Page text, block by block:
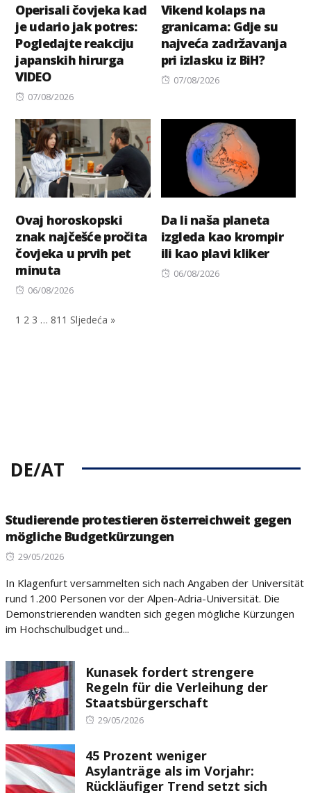
Operisali čovjeka kad
je udario jak potres:
Pogledajte reakciju
japanskih hirurga
VIDEO
Posted
07/08/2026
Vikend kolaps na
granicama: Gdje su
najveća zadržavanja
pri izlasku iz BiH?
Posted
07/08/2026
Ovaj horoskopski
znak najčešće pročita
čovjeka u prvih pet
minuta
Posted
06/08/2026
Da li naša planeta
izgleda kao krompir
ili kao plavi kliker
Posted
06/08/2026
1 2 3 … 811 Sljedeća »
DE/AT
Studierende protestieren österreichweit gegen
mögliche Budgetkürzungen
Posted
29/05/2026
In Klagenfurt versammelten sich nach Angaben der Universität
rund 1.200 Personen vor der Alpen-Adria-Universität. Die
Demonstrierenden wandten sich gegen mögliche Kürzungen
im Hochschulbudget und...
Kunasek fordert strengere
Regeln für die Verleihung der
Staatsbürgerschaft
Posted
29/05/2026
45 Prozent weniger
Asylanträge als im Vorjahr:
Rückläufiger Trend setzt sich